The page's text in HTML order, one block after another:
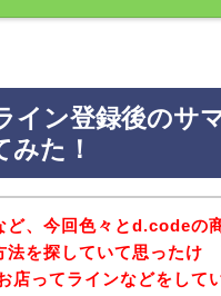
イン登録後のサ
みた！
ど、今回色々とd.codeの
法を探していて思ったけ
店ってラインなどをして